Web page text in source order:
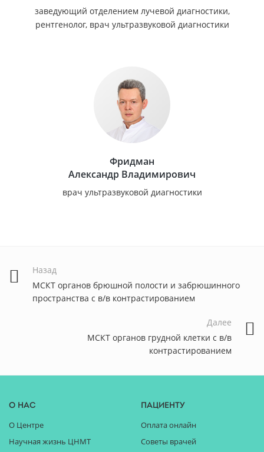
заведующий отделением лучевой диагностики,
рентгенолог, врач ультразвуковой диагностики
Фридман
Александр Владимирович
врач ультразвуковой диагностики
Назад
МСКТ органов брюшной полости и забрюшинного
пространства с в/в контрастированием
Далее
МСКТ органов грудной клетки с в/в
контрастированием
О нас
О Центре
Научная жизнь ЦНМТ
Пациенту
Оплата онлайн
Советы врачей